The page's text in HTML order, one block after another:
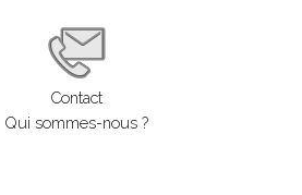
Contact
Qui sommes-nous ?